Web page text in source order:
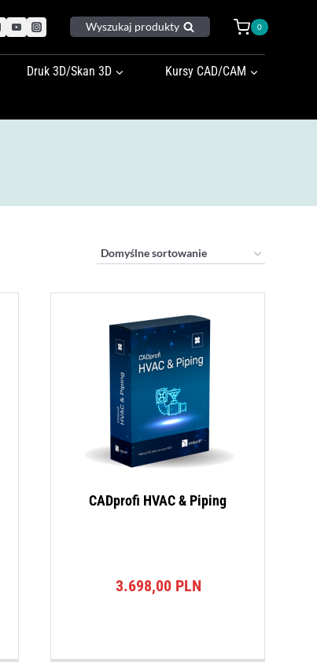
Wyszukaj produkty 0
Druk 3D/Skan 3D Kursy CAD/CAM
CADprofi HVAC & Piping
3.698,00 PLN